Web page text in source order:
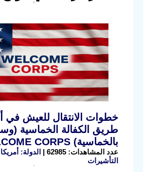
خطوات الانتقال للعيش في
طريق الكفالة الخماسية
بالخماسية) WELCOME CORPS
عدد المشاهدات: 62985 | الدولة: أمريكا
التأشيرات